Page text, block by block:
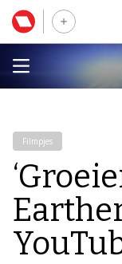
Filmpjes